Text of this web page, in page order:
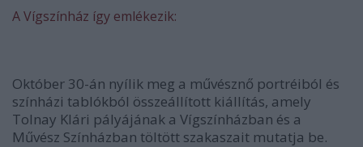
A Vígszínház így emlékezik:
Október 30-án nyílik meg a művésznő portréiból és
színházi tablókból összeállított kiállítás, amely
Tolnay Klári pályájának a Vígszínházban és a
Művész Színházban töltött szakaszait mutatja be.